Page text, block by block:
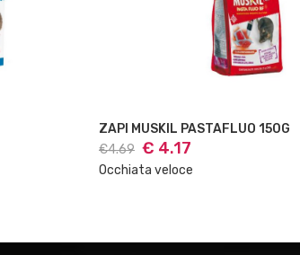
ZAPI MUSKIL PASTAFLUO 150G
€4.69 € 4.17
Occhiata veloce